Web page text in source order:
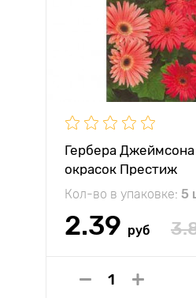
Гербера Джеймсона
окрасок Престиж
Кол-во в упаковке: 5
2.39 руб